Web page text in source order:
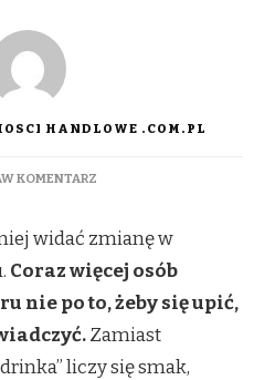
HANDLOWE .COM.PL
KOMENTARZDO
INACZEJ
KIEDYŚ:
NIE
CHCEMY
JUŻ
„BYLE
widać zmianę w
Coraz więcej osób
nie po to, żeby się upić,
Zamiast
liczy się smak,